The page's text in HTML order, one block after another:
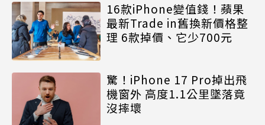
16款iPhone變值錢！蘋果
最新Trade in舊換新價格整
理 6款掉價、它少700元
驚！iPhone 17 Pro掉出飛
機窗外 高度1.1公里墜落竟
沒摔壞